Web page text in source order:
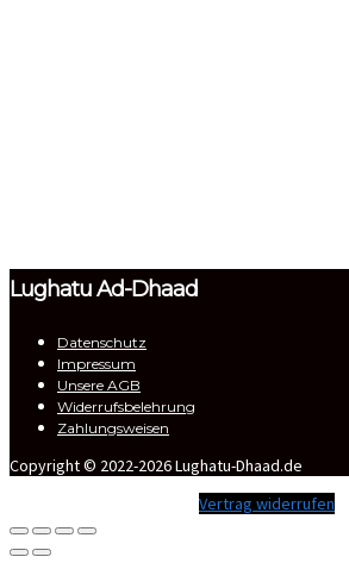
Lughatu Ad-Dhaad
Datenschutz
Impressum
Unsere AGB
Widerrufsbelehrung
Zahlungsweisen
Copyright © 2022-2026 Lughatu-Dhaad.de
Vertrag widerrufen